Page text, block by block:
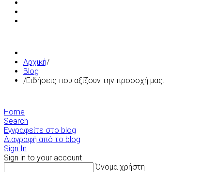
Αρχική/
Blog
/Ειδήσεις που αξίζουν την προσοχή μας.
Home
Search
Εγγραφείτε στο blog
Διαγραφή από το blog
Sign In
Sign in to your account
Όνομα χρήστη